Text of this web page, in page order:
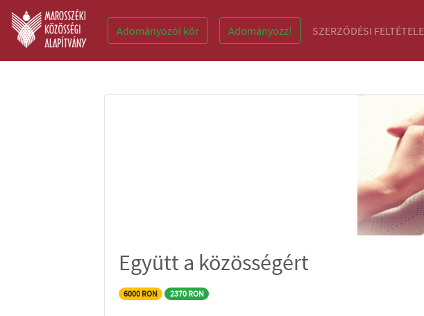
Adományozói kör Adományozz! SZERZŐDÉSI
Együtt a közösségért
6000 RON 2370 RON